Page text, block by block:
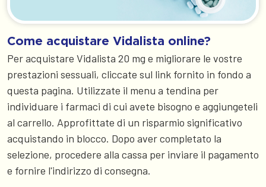
Come acquistare Vidalista online?
Per acquistare Vidalista 20 mg e migliorare le vostre
prestazioni sessuali, cliccate sul link fornito in fondo a
questa pagina. Utilizzate il menu a tendina per
individuare i farmaci di cui avete bisogno e aggiungeteli
al carrello. Approfittate di un risparmio significativo
acquistando in blocco. Dopo aver completato la
selezione, procedere alla cassa per inviare il pagamento
e fornire l'indirizzo di consegna.